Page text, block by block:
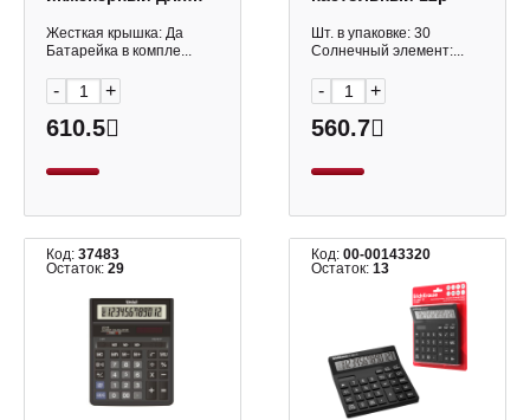
функций)
Жесткая крышка: Да
Батарейка в компле...
- +
610.5
Шт. в упаковке: 30
Солнечный элемент:...
- +
560.7
Код: 37483
Остаток: 29
Код:00-00143320
Остаток:13